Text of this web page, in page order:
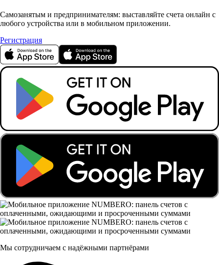
Самозанятым и предпринимателям: выставляйте счета онлайн с
любого устройства или в мобильном приложении.
Регистрация
Мы сотрудничаем с надёжными партнёрами